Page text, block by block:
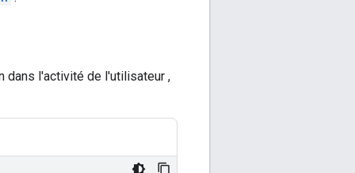
dans l'activité de l'utilisateur ,